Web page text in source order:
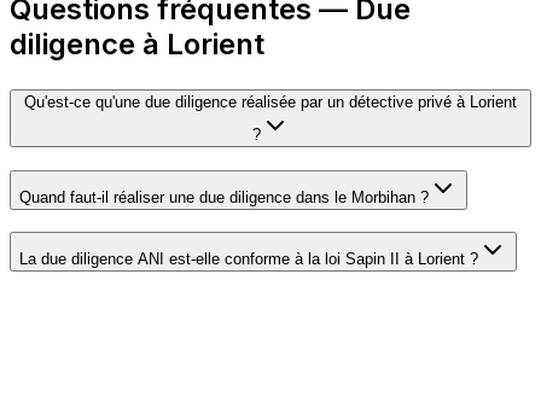
Questions fréquentes — Due
diligence à Lorient
Qu'est-ce qu'une due diligence réalisée par un détective privé à Lorient
?
Quand faut-il réaliser une due diligence dans le Morbihan ?
La due diligence ANI est-elle conforme à la loi Sapin II à Lorient ?